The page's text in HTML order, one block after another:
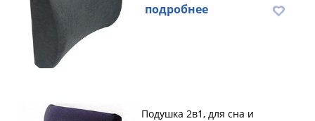
подробнее
Подушка 2в1, для сна и